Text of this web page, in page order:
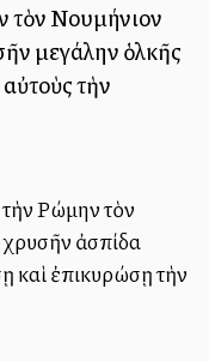
τὸν Νουμήνιον
μεγάλην ὁλκῆς
τὴν
τὴν Ρώμην τὸν
ἀσπίδα
καὶ ἐπικυρώσῃ τὴν